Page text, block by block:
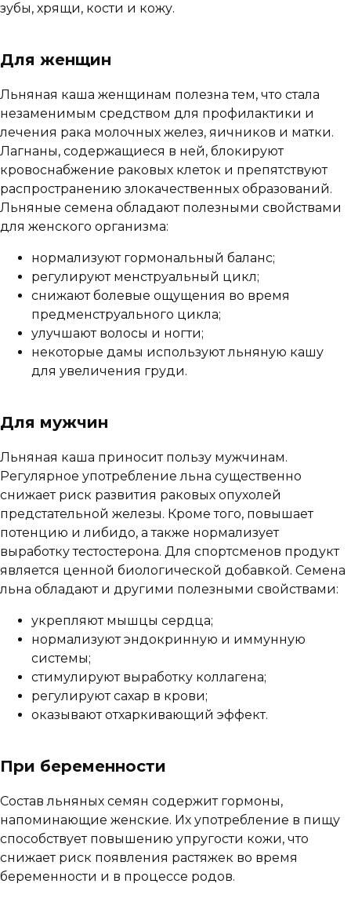
зубы, хрящи, кости и кожу.
Для женщин
Льняная каша женщинам полезна тем, что стала
незаменимым средством для профилактики и
лечения рака молочных желез, яичников и матки.
Лагнаны, содержащиеся в ней, блокируют
кровоснабжение раковых клеток и препятствуют
распространению злокачественных образований.
Льняные семена обладают полезными свойствами
для женского организма:
нормализуют гормональный баланс;
регулируют менструальный цикл;
снижают болевые ощущения во время
предменструального цикла;
улучшают волосы и ногти;
некоторые дамы используют льняную кашу
для увеличения груди.
Для мужчин
Льняная каша приносит пользу мужчинам.
Регулярное употребление льна существенно
снижает риск развития раковых опухолей
предстательной железы. Кроме того, повышает
потенцию и либидо, а также нормализует
выработку тестостерона. Для спортсменов продукт
является ценной биологической добавкой. Семена
льна обладают и другими полезными свойствами:
укрепляют мышцы сердца;
нормализуют эндокринную и иммунную
системы;
стимулируют выработку коллагена;
регулируют сахар в крови;
оказывают отхаркивающий эффект.
При беременности
Состав льняных семян содержит гормоны,
напоминающие женские. Их употребление в пищу
способствует повышению упругости кожи, что
снижает риск появления растяжек во время
беременности и в процессе родов.